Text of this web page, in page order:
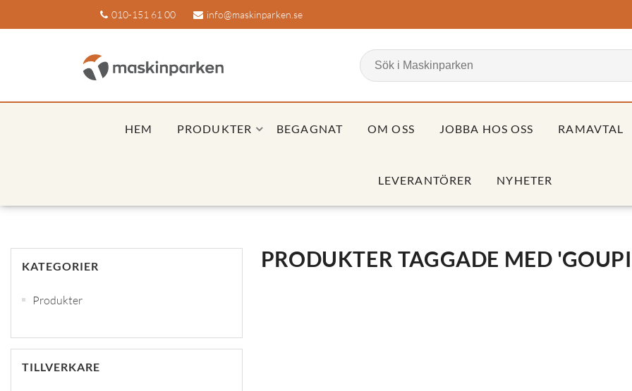
010-151 61 00 info@maskinparken.se
HEM PRODUKTER BEGAGNAT OM OSS JOBBA HOS OSS RAMAVTAL
LEVERANTÖRER NYHETER
KATEGORIER
Produkter
TILLVERKARE
PRODUKTER TAGGADE MED